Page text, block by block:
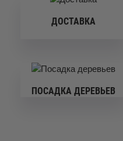
ДОСТАВКА
ПОСАДКА ДЕРЕВЬЕВ